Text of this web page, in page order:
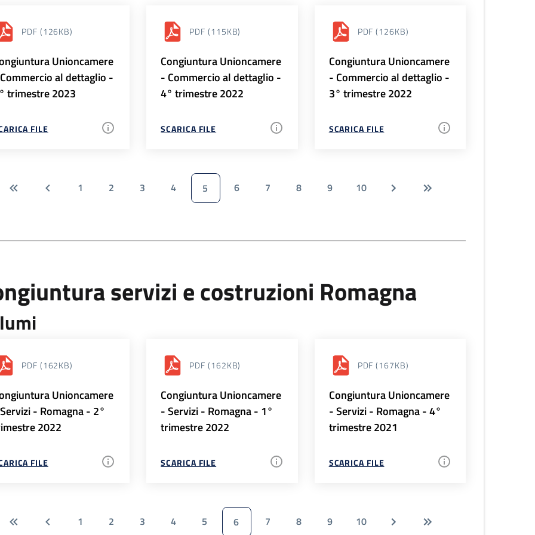
PDF (126KB)
Unioncamere
al dettaglio -
trimestre 2023
FILE
PDF (115KB)
Congiuntura Unioncamere
- Commercio al dettaglio -
4° trimestre 2022
SCARICA FILE
PDF (126KB)
Congiuntura Unioncamere
- Commercio al dettaglio -
3° trimestre 2022
SCARICA FILE
1 2 3 4 5 6 7 8 9 10
servizi e costruzioni Romagna
PDF (162KB)
Unioncamere
- Romagna - 2°
2022
FILE
PDF (162KB)
Congiuntura Unioncamere
- Servizi - Romagna - 1°
trimestre 2022
SCARICA FILE
PDF (167KB)
Congiuntura Unioncamere
- Servizi - Romagna - 4°
trimestre 2021
SCARICA FILE
1 2 3 4 5 6 7 8 9 10